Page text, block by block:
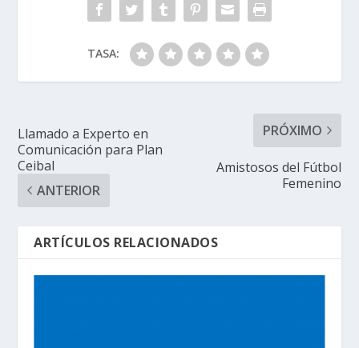
TASA:
Llamado a Experto en
Comunicación para Plan
Ceibal
ANTERIOR
PRÓXIMO
Amistosos del Fútbol
Femenino
ARTÍCULOS RELACIONADOS